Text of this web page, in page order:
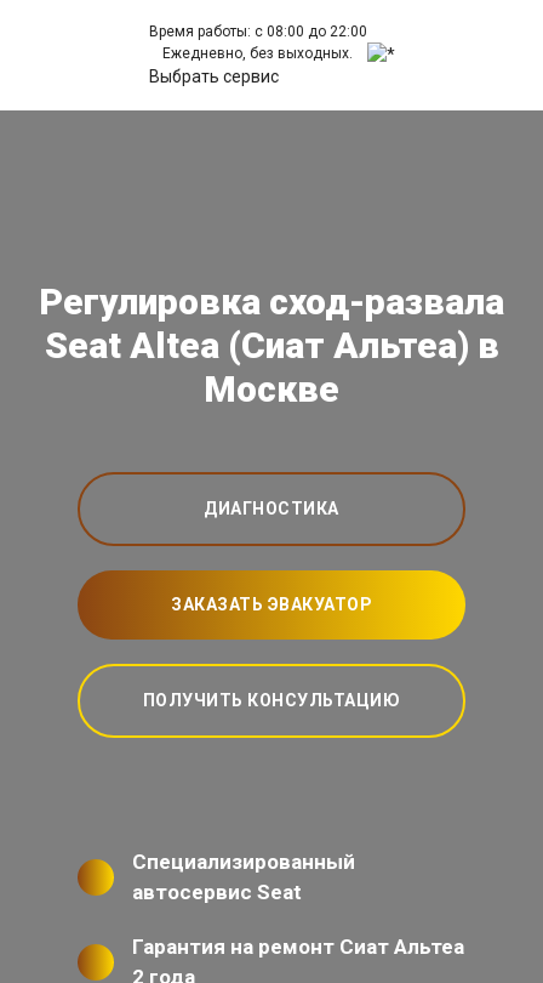
Время работы: с 08:00 до 22:00
Ежедневно, без выходных.
Выбрать сервис
Регулировка сход-развала
Seat Altea (Сиат Альтеа) в
Москве
ДИАГНОСТИКА
ЗАКАЗАТЬ ЭВАКУАТОР
ПОЛУЧИТЬ КОНСУЛЬТАЦИЮ
Специализированный
автосервис Seat
Гарантия на ремонт Сиат Альтеа
2 года